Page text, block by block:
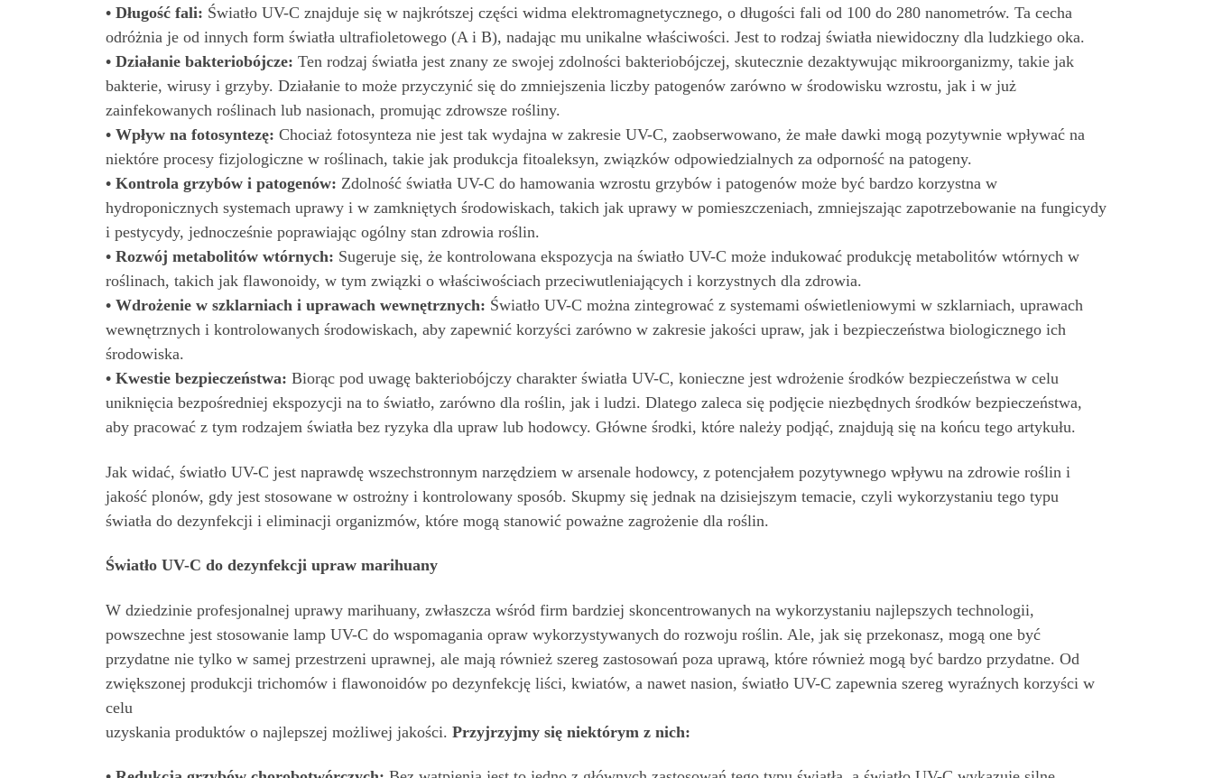
• Długość fali: Światło UV-C znajduje się w najkrótszej części widma elektromagnetycznego, o długości fali od 100 do 280 nanometrów. Ta cecha
odróżnia je od innych form światła ultrafioletowego (A i B), nadając mu unikalne właściwości. Jest to rodzaj światła niewidoczny dla ludzkiego oka.
• Działanie bakteriobójcze: Ten rodzaj światła jest znany ze swojej zdolności bakteriobójczej, skutecznie dezaktywując mikroorganizmy, takie jak
bakterie, wirusy i grzyby. Działanie to może przyczynić się do zmniejszenia liczby patogenów zarówno w środowisku wzrostu, jak i w już
zainfekowanych roślinach lub nasionach, promując zdrowsze rośliny.
• Wpływ na fotosyntezę: Chociaż fotosynteza nie jest tak wydajna w zakresie UV-C, zaobserwowano, że małe dawki mogą pozytywnie wpływać na
niektóre procesy fizjologiczne w roślinach, takie jak produkcja fitoaleksyn, związków odpowiedzialnych za odporność na patogeny.
• Kontrola grzybów i patogenów: Zdolność światła UV-C do hamowania wzrostu grzybów i patogenów może być bardzo korzystna w
hydroponicznych systemach uprawy i w zamkniętych środowiskach, takich jak uprawy w pomieszczeniach, zmniejszając zapotrzebowanie na fungicydy
i pestycydy, jednocześnie poprawiając ogólny stan zdrowia roślin.
• Rozwój metabolitów wtórnych: Sugeruje się, że kontrolowana ekspozycja na światło UV-C może indukować produkcję metabolitów wtórnych w
roślinach, takich jak flawonoidy, w tym związki o właściwościach przeciwutleniających i korzystnych dla zdrowia.
• Wdrożenie w szklarniach i uprawach wewnętrznych: Światło UV-C można zintegrować z systemami oświetleniowymi w szklarniach, uprawach
wewnętrznych i kontrolowanych środowiskach, aby zapewnić korzyści zarówno w zakresie jakości upraw, jak i bezpieczeństwa biologicznego ich
środowiska.
• Kwestie bezpieczeństwa: Biorąc pod uwagę bakteriobójczy charakter światła UV-C, konieczne jest wdrożenie środków bezpieczeństwa w celu
uniknięcia bezpośredniej ekspozycji na to światło, zarówno dla roślin, jak i ludzi. Dlatego zaleca się podjęcie niezbędnych środków bezpieczeństwa,
aby pracować z tym rodzajem światła bez ryzyka dla upraw lub hodowcy. Główne środki, które należy podjąć, znajdują się na końcu tego artykułu.
Jak widać, światło UV-C jest naprawdę wszechstronnym narzędziem w arsenale hodowcy, z potencjałem pozytywnego wpływu na zdrowie roślin i
jakość plonów, gdy jest stosowane w ostrożny i kontrolowany sposób. Skupmy się jednak na dzisiejszym temacie, czyli wykorzystaniu tego typu
światła do dezynfekcji i eliminacji organizmów, które mogą stanowić poważne zagrożenie dla roślin.
Światło UV-C do dezynfekcji upraw marihuany
W dziedzinie profesjonalnej uprawy marihuany, zwłaszcza wśród firm bardziej skoncentrowanych na wykorzystaniu najlepszych technologii,
powszechne jest stosowanie lamp UV-C do wspomagania opraw wykorzystywanych do rozwoju roślin. Ale, jak się przekonasz, mogą one być
przydatne nie tylko w samej przestrzeni uprawnej, ale mają również szereg zastosowań poza uprawą, które również mogą być bardzo przydatne. Od
zwiększonej produkcji trichomów i flawonoidów po dezynfekcję liści, kwiatów, a nawet nasion, światło UV-C zapewnia szereg wyraźnych korzyści w
celu
uzyskania produktów o najlepszej możliwej jakości. Przyjrzyjmy się niektórym z nich: